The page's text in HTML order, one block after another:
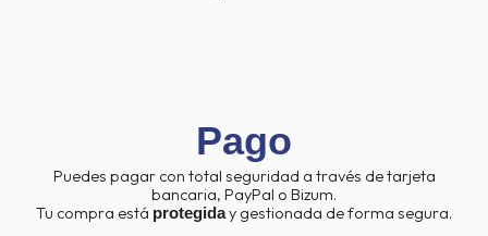
Pago
Puedes pagar con total seguridad a través de tarjeta
bancaria, PayPal o Bizum.
Tu compra está protegiday gestionada de forma segura.